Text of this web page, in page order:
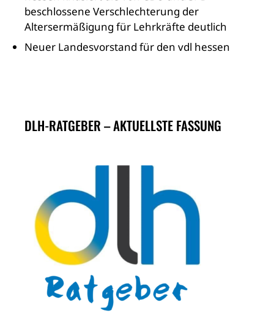
beschlossene Verschlechterung der
Altersermäßigung für Lehrkräfte deutlich
Neuer Landesvorstand für den vdl hessen
DLH-RATGEBER – AKTUELLSTE FASSUNG